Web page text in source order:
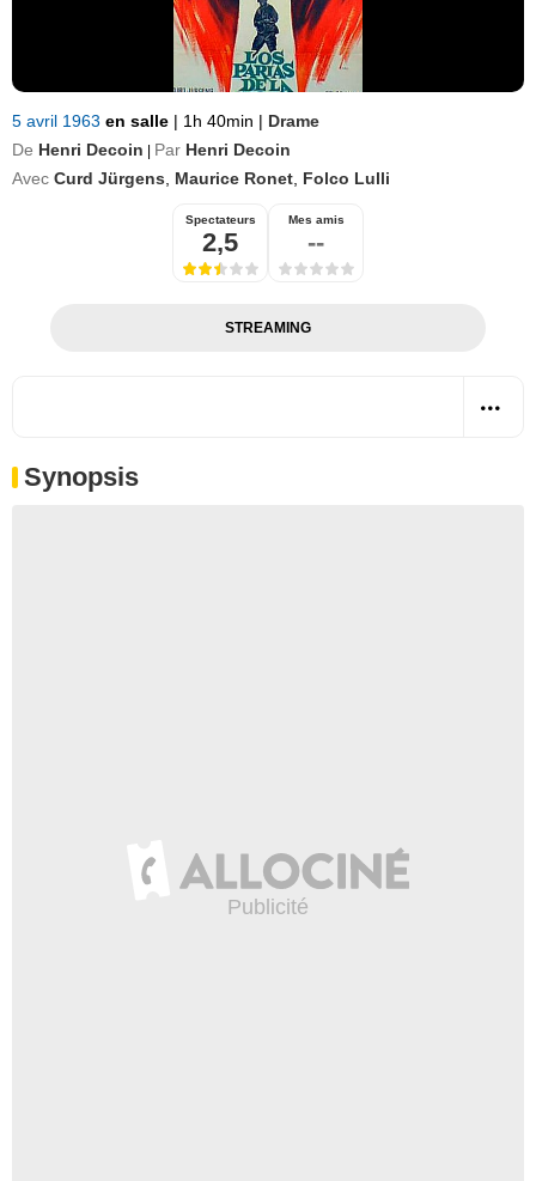
5 avril 1963 en salle | 1h 40min | Drame
De Henri Decoin Par Henri Decoin
Avec Curd Jürgens Maurice Ronet Folco Lulli
Spectateurs
2,5
Mes amis
--
STREAMING
Synopsis